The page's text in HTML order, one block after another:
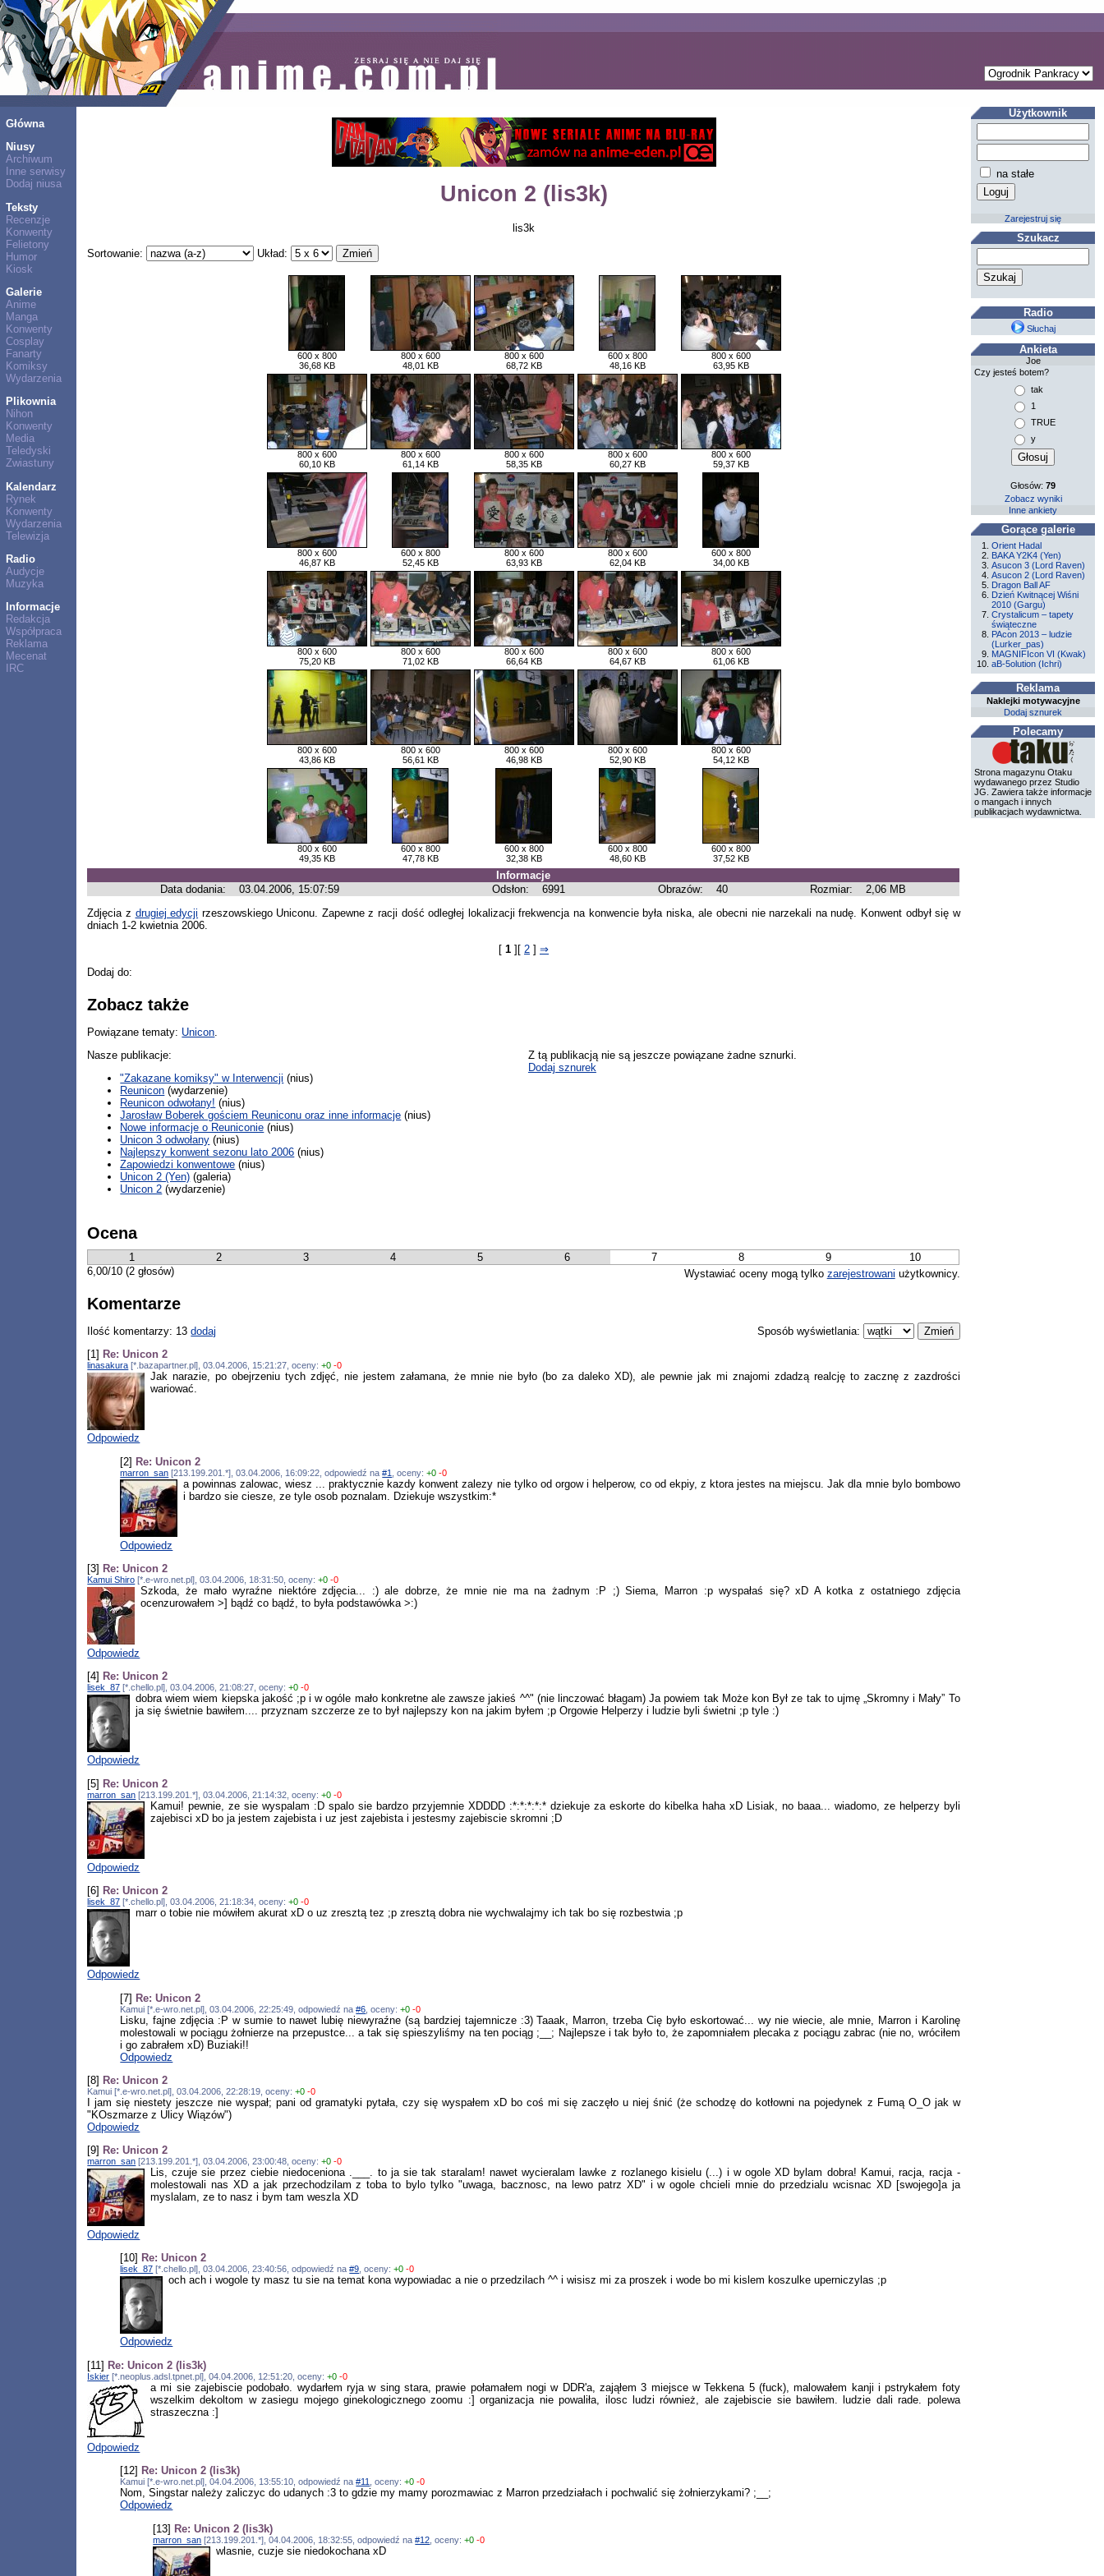
Główna
Niusy
Archiwum
Inne serwisy
Dodaj niusa
Teksty
Recenzje
Konwenty
Felietony
Humor
Kiosk
Galerie
Anime
Manga
Konwenty
Cosplay
Fanarty
Komiksy
Wydarzenia
Plikownia
Nihon
Konwenty
Media
Teledyski
Zwiastuny
Kalendarz
Rynek
Konwenty
Wydarzenia
Telewizja
Radio
Audycje
Muzyka
Informacje
Redakcja
Współpraca
Reklama
Mecenat
IRC
Unicon 2 (lis3k)
lis3k
Sortowanie: Układ:
600 x 800
36,68 KB
800 x 600
48,01 KB
800 x 600
68,72 KB
600 x 800
48,16 KB
800 x 600
63,95 KB
800 x 600
60,10 KB
800 x 600
61,14 KB
800 x 600
58,35 KB
800 x 600
60,27 KB
800 x 600
59,37 KB
800 x 600
46,87 KB
600 x 800
52,45 KB
800 x 600
63,93 KB
800 x 600
62,04 KB
600 x 800
34,00 KB
800 x 600
75,20 KB
800 x 600
71,02 KB
800 x 600
66,64 KB
800 x 600
64,67 KB
800 x 600
61,06 KB
800 x 600
43,86 KB
800 x 600
56,61 KB
800 x 600
46,98 KB
800 x 600
52,90 KB
800 x 600
54,12 KB
800 x 600
49,35 KB
600 x 800
47,78 KB
600 x 800
32,38 KB
600 x 800
48,60 KB
600 x 800
37,52 KB
Informacje
Data dodania:
03.04.2006, 15:07:59 Odsłon: 6991 Obrazów: 40 Rozmiar:
2,06 MB
Zdjęcia z drugiej edycji rzeszowskiego Uniconu. Zapewne z racji dość odległej lokalizacji frekwencja na konwencie była niska, ale obecni nie narzekali na nudę. Konwent odbył się w
dniach 1-2 kwietnia 2006.
[ 1 ][ 2 ] ⇒
Dodaj do:
Zobacz także
Powiązane tematy: Unicon
Nasze publikacje:
"Zakazane komiksy" w Interwencji (nius)
Reunicon (wydarzenie)
Reunicon odwołany! (nius)
Jarosław Boberek gościem Reuniconu oraz inne informacje (nius)
Nowe informacje o Reuniconie (nius)
Unicon 3 odwołany (nius)
Najlepszy konwent sezonu lato 2006 (nius)
Zapowiedzi konwentowe (nius)
Unicon 2 (Yen) (galeria)
Unicon 2 (wydarzenie)
Z tą publikacją nie są jeszcze powiązane żadne sznurki.
Dodaj sznurek
Ocena
1 2 3 4 5 6 7 8 9
10
Wystawiać oceny mogą tylko zarejestrowani użytkownicy.
6,00/10 (2 głosów)
Komentarze
Sposób wyświetlania:
Ilość komentarzy: 13dodaj
[1] Re: Unicon 2
linasakura [*.bazapartner.pl], 03.04.2006, 15:21:27, oceny:+0 -0
Jak narazie, po obejrzeniu tych zdjęć, nie jestem załamana, że mnie nie było (bo za daleko XD), ale pewnie jak mi znajomi zdadzą realcję to zacznę z zazdrości
wariować.
Odpowiedz
[2] Re: Unicon 2
marron_san [213.199.201.*], 03.04.2006, 16:09:22, odpowiedź na#1 , oceny:+0 -0
a powinnas zalowac, wiesz ... praktycznie kazdy konwent zalezy nie tylko od orgow i helperow, co od ekpiy, z ktora jestes na miejscu. Jak dla mnie bylo bombowo
i bardzo sie ciesze, ze tyle osob poznalam. Dziekuje wszystkim:*
Odpowiedz
[3] Re: Unicon 2
Kamui Shiro [*.e-wro.net.pl], 03.04.2006, 18:31:50, oceny:+0 -0
Szkoda, że mało wyraźne niektóre zdjęcia... :) ale dobrze, że mnie nie ma na żadnym :P ;) Siema, Marron :p wyspałaś się? xD A kotka z ostatniego zdjęcia
ocenzurowałem >] bądź co bądź, to była podstawówka >:)
Odpowiedz
[4] Re: Unicon 2
lisek_87 [*.chello.pl], 03.04.2006, 21:08:27, oceny:+0 -0
dobra wiem wiem kiepska jakość ;p i w ogóle mało konkretne ale zawsze jakieś ^^" (nie linczować błagam) Ja powiem tak Może kon Był ze tak to ujmę „Skromny i Mały” To
ja się świetnie bawiłem.... przyznam szczerze ze to był najlepszy kon na jakim byłem ;p Orgowie Helperzy i ludzie byli świetni ;p tyle :)
Odpowiedz
[5] Re: Unicon 2
marron_san [213.199.201.*], 03.04.2006, 21:14:32, oceny:+0 -0
Kamui! pewnie, ze sie wyspalam :D spalo sie bardzo przyjemnie XDDDD :*:*:*:*:* dziekuje za eskorte do kibelka haha xD Lisiak, no baaa... wiadomo, ze helperzy byli
zajebisci xD bo ja jestem zajebista i uz jest zajebista i jestesmy zajebiscie skromni ;D
Odpowiedz
[6] Re: Unicon 2
lisek_87 [*.chello.pl], 03.04.2006, 21:18:34, oceny:+0 -0
marr o tobie nie mówiłem akurat xD o uz zresztą tez ;p zresztą dobra nie wychwalajmy ich tak bo się rozbestwia ;p
Odpowiedz
[7] Re: Unicon 2
Kamui [*.e-wro.net.pl], 03.04.2006, 22:25:49, odpowiedź na#6 , oceny:+0 -0
Lisku, fajne zdjęcia :P w sumie to nawet lubię niewyraźne (są bardziej tajemnicze :3) Taaak, Marron, trzeba Cię było eskortować... wy nie wiecie, ale mnie, Marron i Karolinę
molestowali w pociągu żołnierze na przepustce... a tak się spieszyliśmy na ten pociąg ;__; Najlepsze i tak było to, że zapomniałem plecaka z pociągu zabrac (nie no, wróciłem
i go zabrałem xD) Buziaki!!
Odpowiedz
[8] Re: Unicon 2
Kamui [*.e-wro.net.pl], 03.04.2006, 22:28:19, oceny:+0 -0
I jam się niestety jeszcze nie wyspał; pani od gramatyki pytała, czy się wyspałem xD bo coś mi się zaczęło u niej śnić (że schodzę do kotłowni na pojedynek z Fumą O_O jak w
"KOszmarze z Ulicy Wiązów")
Odpowiedz
[9] Re: Unicon 2
marron_san [213.199.201.*], 03.04.2006, 23:00:48, oceny:+0 -0
Lis, czuje sie przez ciebie niedoceniona .___. to ja sie tak staralam! nawet wycieralam lawke z rozlanego kisielu (...) i w ogole XD bylam dobra! Kamui, racja, racja -
molestowali nas XD a jak przechodzilam z toba to bylo tylko "uwaga, bacznosc, na lewo patrz XD" i w ogole chcieli mnie do przedzialu wcisnac XD [swojego]a ja
myslalam, ze to nasz i bym tam weszla XD
Odpowiedz
[10] Re: Unicon 2
lisek_87 [*.chello.pl], 03.04.2006, 23:40:56, odpowiedź na#9 , oceny:+0 -0
och ach i wogole ty masz tu sie na temat kona wypowiadac a nie o przedzilach ^^ i wisisz mi za proszek i wode bo mi kislem koszulke uperniczylas ;p
Odpowiedz
[11] Re: Unicon 2 (lis3k)
Iskier [*.neoplus.adsl.tpnet.pl], 04.04.2006, 12:51:20, oceny:+0 -0
a mi sie zajebiscie podobało. wydarłem ryja w sing stara, prawie połamałem nogi w DDR'a, zająłem 3 miejsce w Tekkena 5 (fuck), malowałem kanji i pstrykałem foty
wszelkim dekoltom w zasiegu mojego ginekologicznego zoomu :] organizacja nie powaliła, ilosc ludzi również, ale zajebiscie sie bawiłem. ludzie dali rade. polewa
straszeczna :]
Odpowiedz
[12] Re: Unicon 2 (lis3k)
Kamui [*.e-wro.net.pl], 04.04.2006, 13:55:10, odpowiedź na#11 , oceny:+0 -0
Nom, Singstar należy zaliczyc do udanych :3 to gdzie my mamy porozmawiac z Marron przedziałach i pochwalić się żołnierzykami? ;__;
Odpowiedz
[13] Re: Unicon 2 (lis3k)
marron_san [213.199.201.*], 04.04.2006, 18:32:55, odpowiedź na#12 , oceny:+0 -0
wlasnie, cuzje sie niedokochana xD
Użytkownik
na stałe
Zarejestruj się
Szukacz
Radio
Słuchaj
Ankieta
Joe
Czy jesteś botem?
tak
1
TRUE
y
Głosów:79
Zobacz wyniki
Inne ankiety
Gorące galerie
Orient Hadal
BAKA Y2K4 (Yen)
Asucon 3 (Lord Raven)
Asucon 2 (Lord Raven)
Dragon Ball AF
Dzień Kwitnącej Wiśni
2010 (Gargu)
Crystalicum – tapety
świąteczne
PAcon 2013 – ludzie
(Lurker_pas)
MAGNIFIcon VI (Kwak)
aB-5olution (Ichri)
Reklama
Naklejki motywacyjne
Dodaj sznurek
Polecamy
Strona magazynu Otaku
wydawanego przez Studio
JG. Zawiera także informacje
o mangach i innych
publikacjach wydawnictwa.